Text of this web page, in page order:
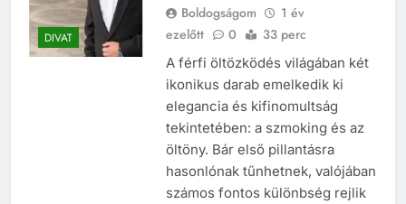
DIVAT
Boldogságom
1 év
ezelőtt
0 33 perc
A férfi öltözködés világában két
ikonikus darab emelkedik ki
elegancia és kifinomultság
tekintetében: a szmoking és az
öltöny. Bár első pillantásra
hasonlónak tűnhetnek, valójában
számos fontos különbség rejlik